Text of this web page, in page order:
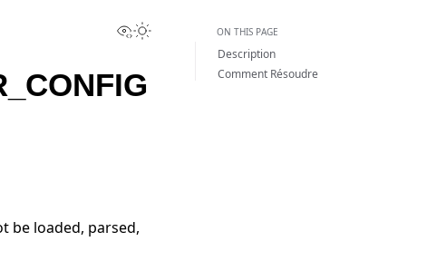
View this page
Toggle Light / Dark / Auto color theme
be loaded, parsed,
ON THIS PAGE
Description
Comment Résoudre